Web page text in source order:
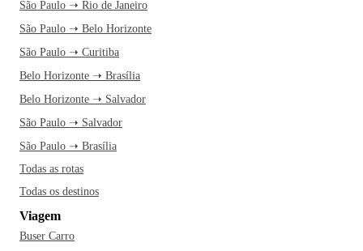
São Paulo ➝ Rio de Janeiro
São Paulo ➝ Belo Horizonte
São Paulo ➝ Curitiba
Belo Horizonte ➝ Brasília
Belo Horizonte ➝ Salvador
São Paulo ➝ Salvador
São Paulo ➝ Brasília
Todas as rotas
Todas os destinos
Viagem
Buser Carro